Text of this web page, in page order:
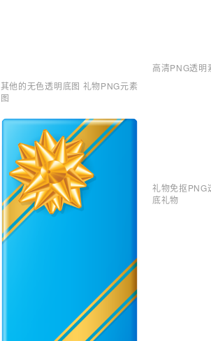
其他的无色透明底图 礼物PNG元素
图
高清PNG透明
礼物免抠PNG
底礼物